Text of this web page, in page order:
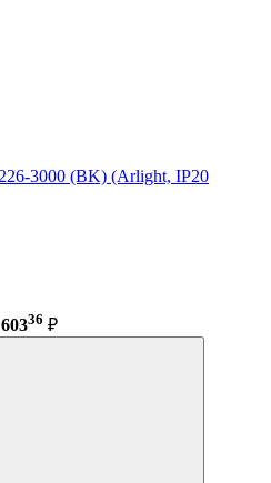
3000 (BK) (Arlight, IP20
36 ₽